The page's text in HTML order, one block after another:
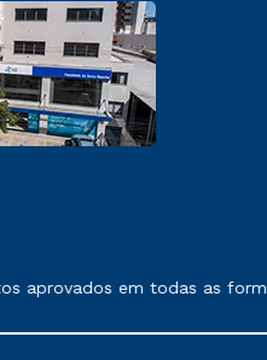
de serviços.
em todas as